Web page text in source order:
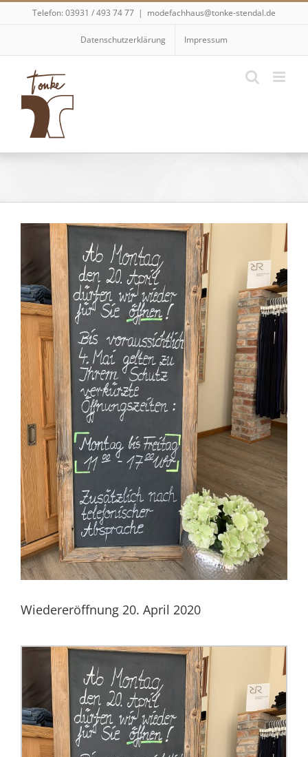
Skip
Telefon: 03931 / 493 74 77 | modefachhaus@tonke-stendal.de
Datenschutzerklärung Impressum
grösseres
Wiedereröffnung 20. April 2020